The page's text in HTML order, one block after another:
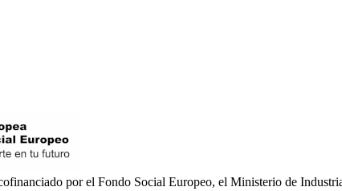
por el Fondo Social Europeo, el Ministerio de